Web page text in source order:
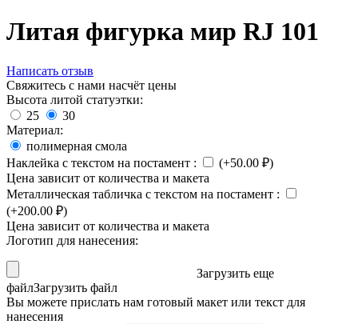
Литая фигурка мир RJ 101
Написать отзыв
Свяжитесь с нами насчёт цены
Высота литой статуэтки:
25
30
Материал:
полимерная смола
Наклейка с текстом на постамент : (+50.00 ₽)
Цена зависит от количества и макета
Металлическая табличка с текстом на постамент :
(+200.00 ₽)
Цена зависит от количества и макета
Логотип для нанесения:
Загрузить еще
файлЗагрузить файл
Вы можете прислать нам готовый макет или текст для
нанесения